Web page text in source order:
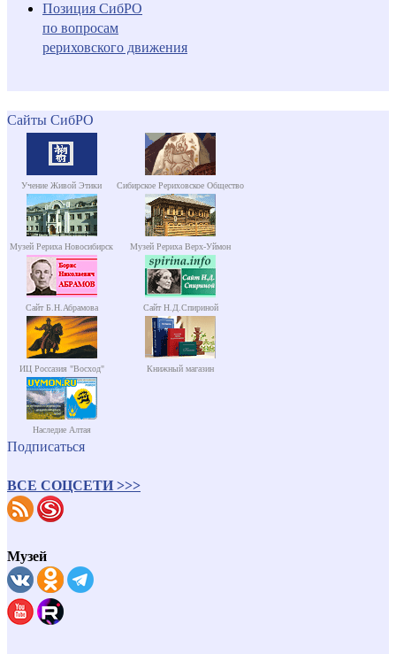
Позиция СибРО
по вопросам
рериховского движения
Сайты СибРО
Учение Живой Этики Сибирское Рериховское Общество
Музей Рериха Новосибирск Музей Рериха Верх-Уймон
Сайт Б.Н.Абрамова Сайт Н.Д.Спириной
ИЦ Россазия "Восход" Книжный магазин
Наследие Алтая
Подписаться
ВСЕ СОЦСЕТИ >>>
Музей